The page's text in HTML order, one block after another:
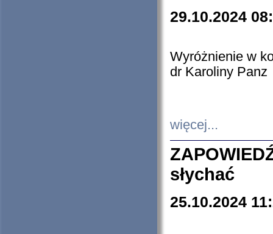
29.10.2024
Wyróżnienie w
dr Karoliny Panz
więcej...
słychać
25.10.2024